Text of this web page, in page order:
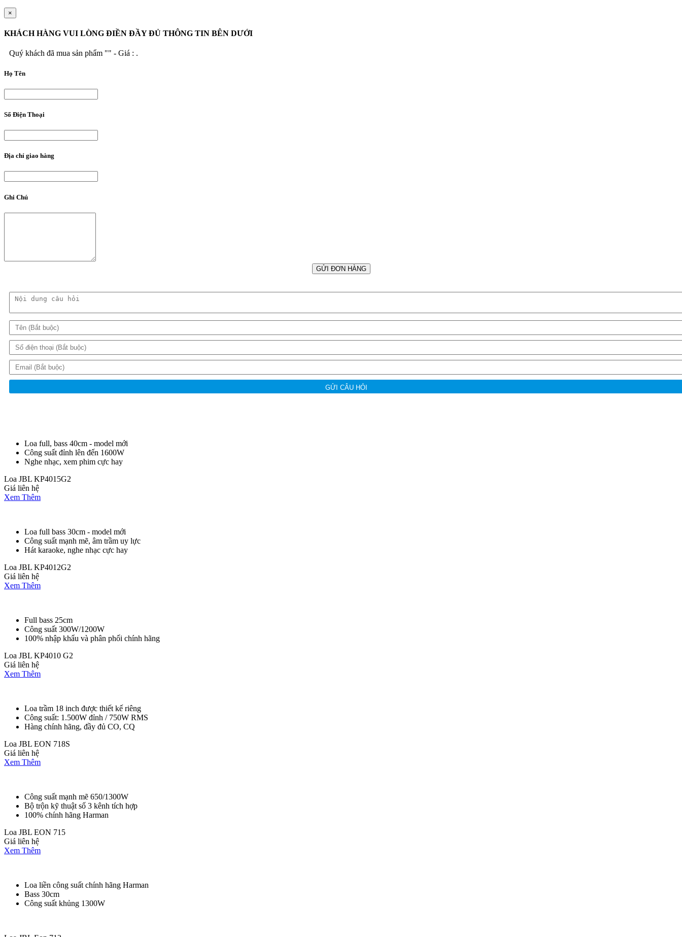
×
KHÁCH HÀNG VUI LÒNG ĐIỀN ĐẦY ĐỦ THÔNG TIN BÊN DƯỚI
Quý khách đã mua sản phẩm "" - Giá : .
Họ Tên
Số Điện Thoại
Địa chỉ giao hàng
Ghi Chú
GỬI ĐƠN HÀNG
GỬI CÂU HỎI
Loa full, bass 40cm - model mới
Công suất đỉnh lên đến 1600W
Nghe nhạc, xem phim cực hay
Loa JBL KP4015G2
Giá liên hệ
Xem Thêm
Loa full bass 30cm - model mới
Công suất mạnh mẽ, âm trầm uy lực
Hát karaoke, nghe nhạc cực hay
Loa JBL KP4012G2
Giá liên hệ
Xem Thêm
Full bass 25cm
Công suất 300W/1200W
100% nhập khẩu và phân phối chính hãng
Loa JBL KP4010 G2
Giá liên hệ
Xem Thêm
Loa trầm 18 inch được thiết kế riêng
Công suất: 1.500W đỉnh / 750W RMS
Hàng chính hãng, đầy đủ CO, CQ
Loa JBL EON 718S
Giá liên hệ
Xem Thêm
Công suất mạnh mẽ 650/1300W
Bộ trộn kỹ thuật số 3 kênh tích hợp
100% chính hãng Harman
Loa JBL EON 715
Giá liên hệ
Xem Thêm
Loa liền công suất chính hãng Harman
Bass 30cm
Công suất khủng 1300W